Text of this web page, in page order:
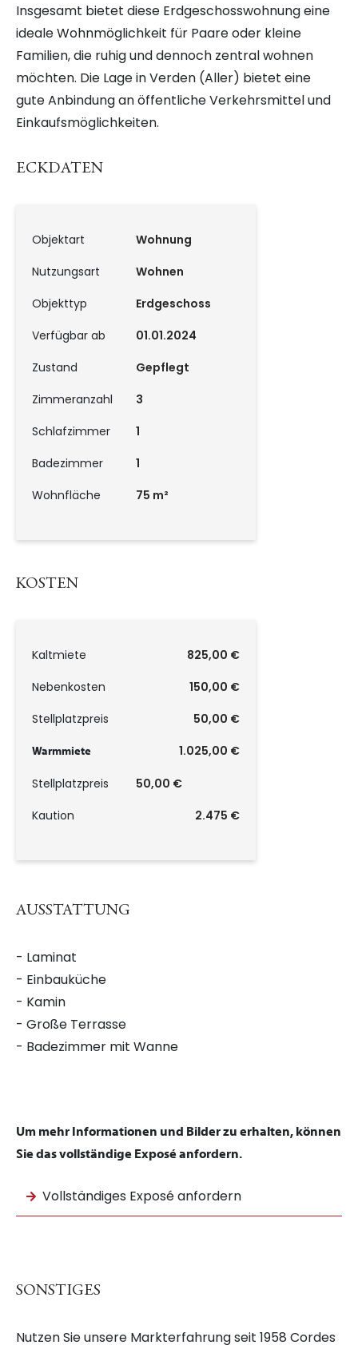
Insgesamt bietet diese Erdgeschosswohnung eine
ideale Wohnmöglichkeit für Paare oder kleine
Familien, die ruhig und dennoch zentral wohnen
möchten. Die Lage in Verden (Aller) bietet eine
gute Anbindung an öffentliche Verkehrsmittel und
Einkaufsmöglichkeiten.
ECKDATEN
Objektart
Wohnung
Nutzungsart
Wohnen
Objekttyp
Erdgeschoss
Verfügbar ab
01.01.2024
Zustand
Gepflegt
Zimmeranzahl
3
Schlafzimmer
1
Badezimmer
1
Wohnfläche
75 m²
KOSTEN
Kaltmiete
825,00 €
Nebenkosten
150,00 €
Stellplatzpreis
50,00 €
Warmmiete 1.025,00 €
Stellplatzpreis
50,00 €
Kaution
2.475 €
AUSSTATTUNG
- Laminat
- Einbauküche
- Kamin
- Große Terrasse
- Badezimmer mit Wanne
Um mehr Informationen und Bilder zu erhalten, können
Sie das vollständige Exposé anfordern.
Vollständiges Exposé anfordern
SONSTIGES
Nutzen Sie unsere Markterfahrung seit 1958 Cordes